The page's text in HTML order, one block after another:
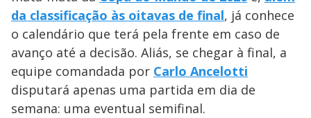
da classificação às oitavas de final, já conhece
o calendário que terá pela frente em caso de
avanço até a decisão. Aliás, se chegar à final, a
equipe comandada por Carlo Ancelotti
disputará apenas uma partida em dia de
semana: uma eventual semifinal.